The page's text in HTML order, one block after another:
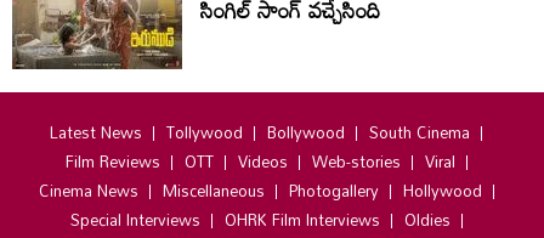
సింగిల్ సాంగ్ వచ్చేసింది
Latest News Tollywood Bollywood
South Cinema
Film Reviews
OTT Videos Web-stories
Viral
Cinema News
Miscellaneous Photogallery
Hollywood
Special Interviews
OHRK Film Interviews
Oldies